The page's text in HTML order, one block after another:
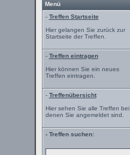
Menü
- Treffen Startseite
Hier gelangen Sie zurück zur
Startseite der Treffen.
- Treffen eintragen
Hier können Sie ein neues
Treffen eintragen.
- Treffenübersicht
Hier sehen Sie alle Treffen bei
denen Sie angemeldet sind.
- Treffen suchen: